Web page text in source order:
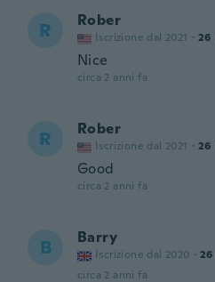
R Rober
Iscrizione dal 2021 · 26
Nice
circa 2 anni fa
R Rober
Iscrizione dal 2021 · 26
Good
circa 2 anni fa
B Barry
Iscrizione dal 2020 · 26
circa 2 anni fa